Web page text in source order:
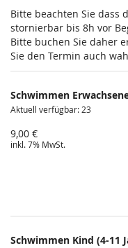
Bitte beachten Sie dass
stornierbar bis 8h vor
Bitte buchen Sie daher
Sie den Termin auch
Schwimmen
Aktuell verfügbar: 23
9,00 €
inkl. 7% MwSt.
Schwimmen Kind (4-11